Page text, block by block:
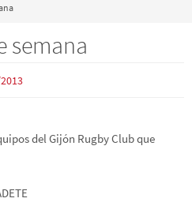
semana
del Gijón Rugby Club que